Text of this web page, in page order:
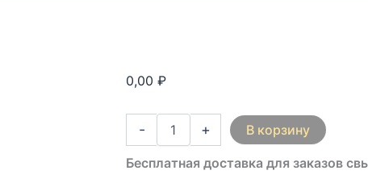
0,00₽
- + В корзину
Бесплатная доставка для заказов